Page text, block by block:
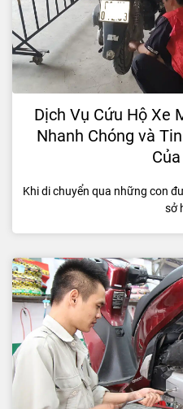
Dịch Vụ Cứu Hộ Xe
Nhanh Chóng và
Khi di chuyển qua những con
sở